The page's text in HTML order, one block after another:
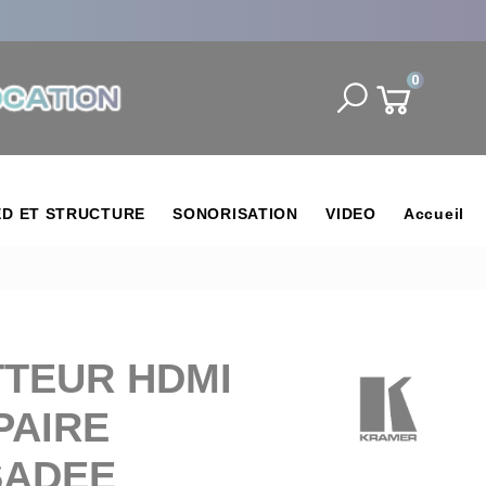
0
ET STRUCTURE SONORISATION VIDEO Accueil
HDMI